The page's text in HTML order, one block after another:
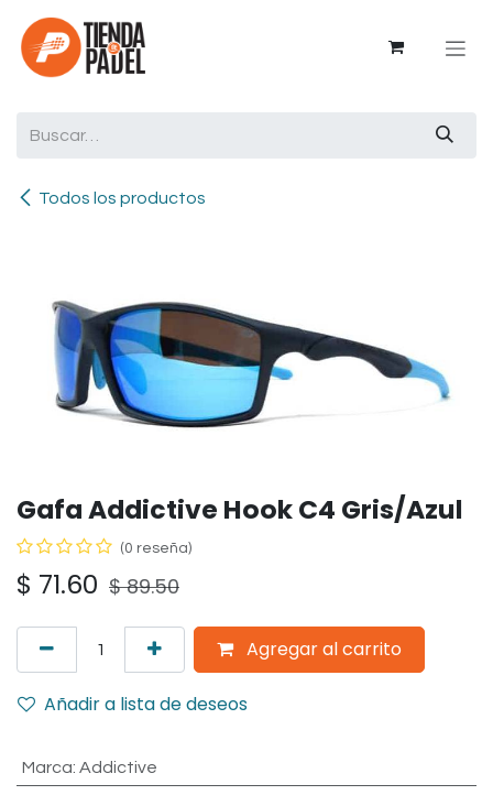
Ir al contenido
Todos los productos
Gafa Addictive Hook C4 Gris/Azul
(0 reseña)
$ 71.60 $89.50
Agregar al carrito
Añadir a lista de deseos
Marca: Addictive